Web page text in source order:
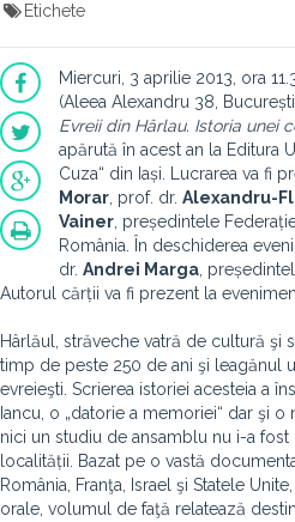
Etichete
Miercuri, 3 aprilie 2013, ora
(Aleea Alexandru 38,
Evreii din Hârlau. Istoria unei
apărută în acest an la Editura
Cuza“ din Iași. Lucrarea va fi
Morar , prof. dr. Alexandru-
Vainer , președintele
România. În deschiderea
dr. Andrei Marga ,
Autorul cărții va fi prezent la
Hârlăul, străveche vatră de cultură şi
timp de peste 250 de ani şi leagănul
evreieşti. Scrierea istoriei acesteia a
Iancu, o „datorie a memoriei“ dar şi
nici un studiu de ansamblu nu i-a
localității. Bazat pe o vastă
România, Franţa, Israel şi Statele
orale, volumul de faţă relatează